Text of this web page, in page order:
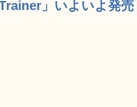
」いよいよ発